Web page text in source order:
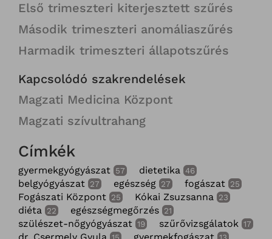
Első trimeszteri kiterjesztett szűrés
Második trimeszteri anomáliaszűrés
Harmadik trimeszteri állapotszűrés
Kapcsolódó szakrendelések
Magzati Medicina Központ
Magzati szívultrahang
Címkék
gyermekgyógyászat 57 dietetika 46
belgyógyászat 27 egészség 27 fogászat 25
Fogászati Központ 25 Kókai Zsuzsanna 23
diéta 22 egészségmegőrzés 21
szülészet-nőgyógyászat 19 szűrővizsgálatok 17
dr. Csermely Gyula 15 gyermekfogászat 13